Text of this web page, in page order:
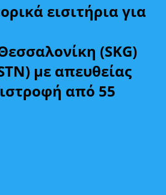
εισιτήρια για
(SKG)
με απευθείας
από 55